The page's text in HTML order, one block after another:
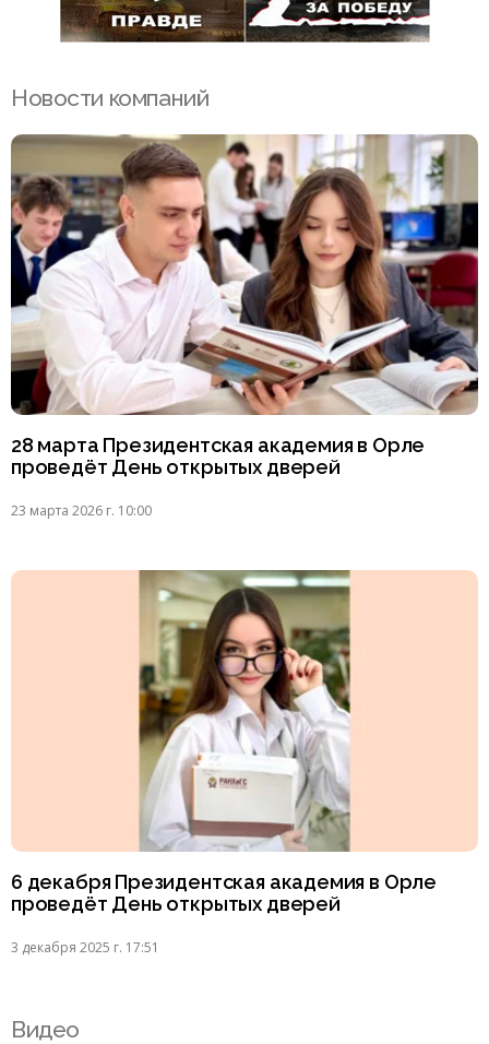
Новости компаний
28 марта Президентская академия в Орле
проведёт День открытых дверей
23 марта 2026 г. 10:00
6 декабря Президентская академия в Орле
проведёт День открытых дверей
3 декабря 2025 г. 17:51
Видео